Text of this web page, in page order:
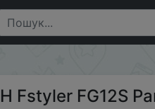
Fstyler FG12S